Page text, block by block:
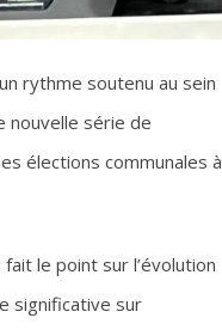
rythme soutenu au sein
nouvelle série de
élections communales à
le point sur l’évolution
significative sur